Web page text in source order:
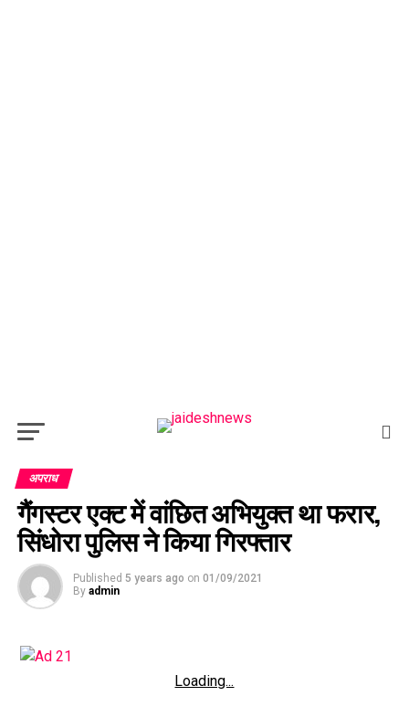
अपराध
गैंगस्टर एक्ट में वांछित अभियुक्त था फरार,
सिंधोरा पुलिस ने किया गिरफ्तार
Published 5 years ago on 01/09/2021
By admin
Loading...